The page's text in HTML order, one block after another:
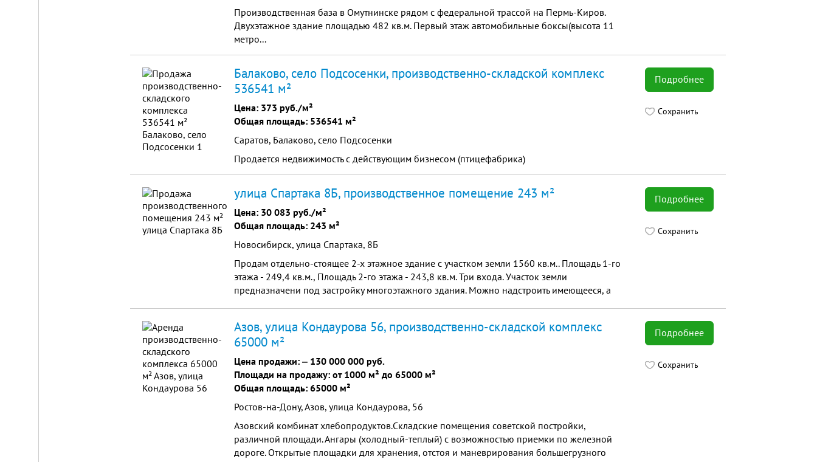
Производственная база в Омутнинске рядом с федеральной трассой на Пермь-Киров.
Двухэтажное здание площадью 482 кв.м. Первый этаж автомобильные боксы(высота 11
метро...
Подробнее
Сохранить
Балаково, село Подсосенки, производственно-складской комплекс
536541 м²
Цена: 373 руб./м²
Общая площадь: 536541 м²
Саратов, Балаково, село Подсосенки
Продается недвижимость с действующим бизнесом (птицефабрика)
Подробнее
Сохранить
улица Спартака 8Б, производственное помещение 243 м²
Цена: 30 083 руб./м²
Общая площадь: 243 м²
Новосибирск, улица Спартака, 8Б
Продам отдельно-стоящее 2-х этажное здание с участком земли 1560 кв.м.. Площадь 1-го
этажа - 249,4 кв.м., Площадь 2-го этажа - 243,8 кв.м. Три входа. Участок земли
предназначени под застройку многоэтажного здания. Можно надстроить имеющееся, а
Подробнее
Сохранить
Азов, улица Кондаурова 56, производственно-складской комплекс
65000 м²
Цена продажи: ‒ 130 000 000 руб.
Площади на продажу: от 1000 м² до 65000 м²
Общая площадь: 65000 м²
Ростов-на-Дону, Азов, улица Кондаурова, 56
Азовский комбинат хлебопродуктов.Складские помещения советской постройки,
различной площади. Ангары (холодный-теплый) с возможностью приемки по железной
дороге. Открытые площадки для хранения, отстоя и маневрирования большегрузного